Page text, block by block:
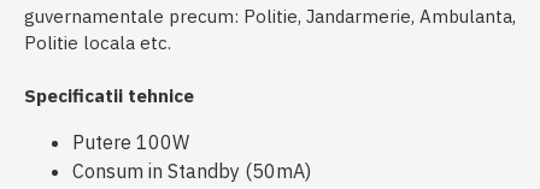
guvernamentale precum: Politie, Jandarmerie, Ambulanta,
Politie locala etc.
Specificatii tehnice
Putere 100W
Consum in Standby (50mA)